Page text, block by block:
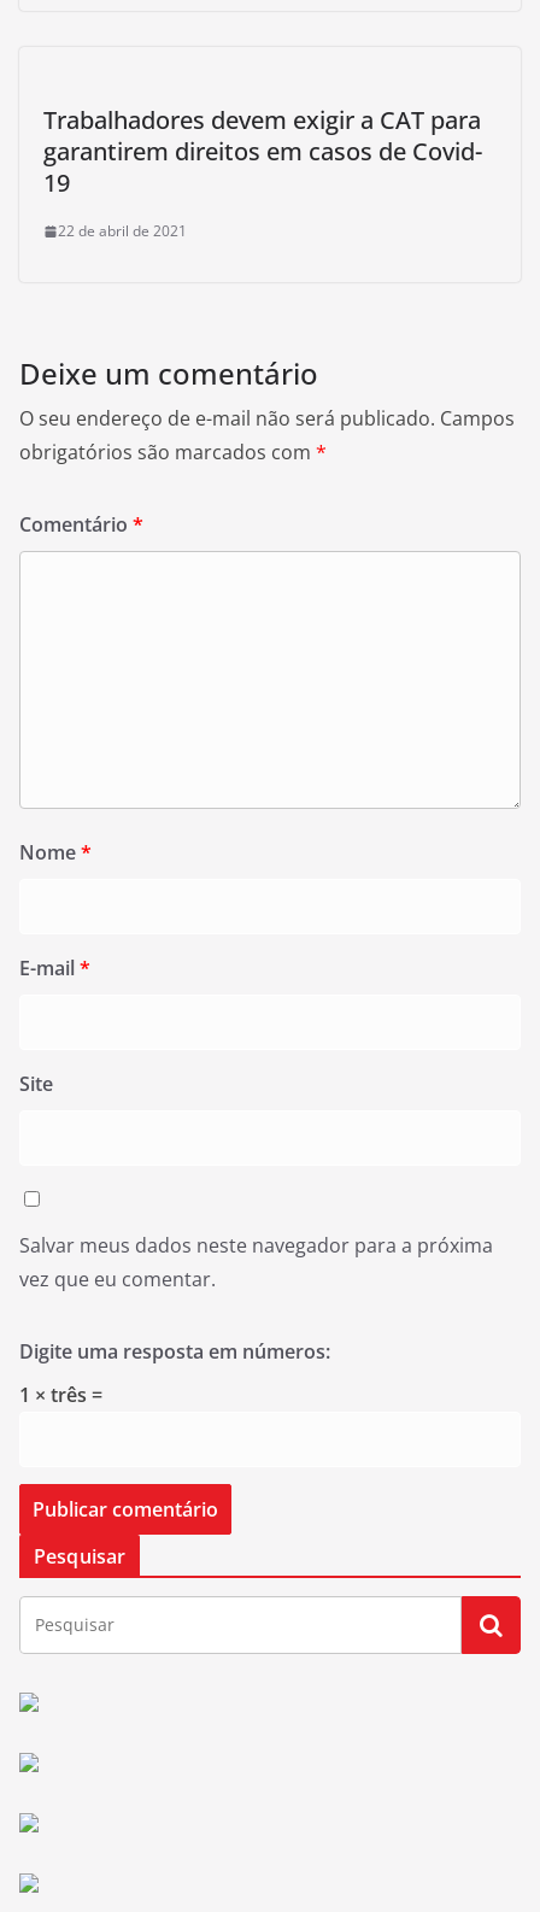
Trabalhadores devem exigir a CAT para
garantirem direitos em casos de Covid-
19
22 de abril de 2021
Deixe um comentário
O seu endereço de e-mail não será publicado. Campos
obrigatórios são marcados com *
Comentário *
Nome*
E-mail*
Site
Salvar meus dados neste navegador para a próxima
vez que eu comentar.
Digite uma resposta em números:
1 × três =
Pesquisar